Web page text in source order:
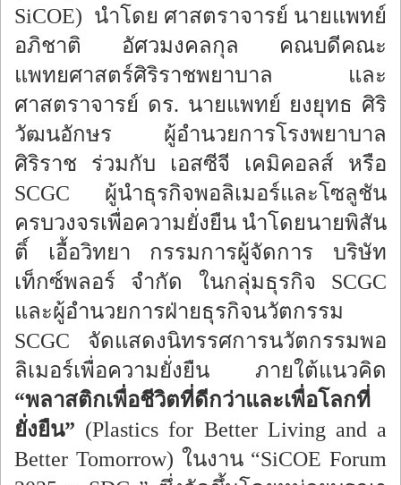
SiCOE) นำโดย ศาสตราจารย์ นายแพทย์
อภิชาติ อัศวมงคลกุล คณบดีคณะ
แพทยศาสตร์ศิริราชพยาบาล และ
ศาสตราจารย์ ดร. นายแพทย์ ยงยุทธ ศิริ
วัฒนอักษร ผู้อำนวยการโรงพยาบาล
ศิริราช ร่วมกับ เอสซีจี เคมิคอลส์ หรือ
SCGC ผู้นำธุรกิจพอลิเมอร์และโซลูชัน
ครบวงจรเพื่อความยั่งยืน นำโดยนายพิสัน
ติ์ เอื้อวิทยา กรรมการผู้จัดการ บริษัท
เท็กซ์พลอร์ จำกัด ในกลุ่มธุรกิจ SCGC
และผู้อำนวยการฝ่ายธุรกิจนวัตกรรม
SCGC จัดแสดงนิทรรศการนวัตกรรมพอ
ลิเมอร์เพื่อความยั่งยืน ภายใต้แนวคิด
“พลาสติกเพื่อชีวิตที่ดีกว่าและเพื่อโลกที่
ยั่งยืน” (Plastics for Better Living and a
Better Tomorrow) ในงาน “SiCOE Forum